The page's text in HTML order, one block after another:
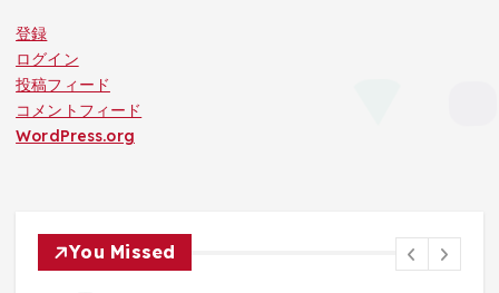
登録
ログイン
投稿フィード
コメントフィード
WordPress.org
You Missed